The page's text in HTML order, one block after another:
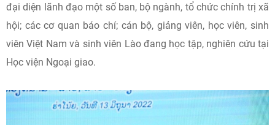
đại diện lãnh đạo một số ban, bộ ngành, tổ chức chính trị xã
hội; các cơ quan báo chí; cán bộ, giảng viên, học viên, sinh
viên Việt Nam và sinh viên Lào đang học tập, nghiên cứu tại
Học viện Ngoại giao.